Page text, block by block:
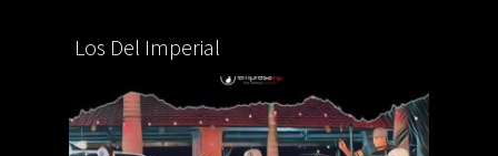
Los Del Imperial